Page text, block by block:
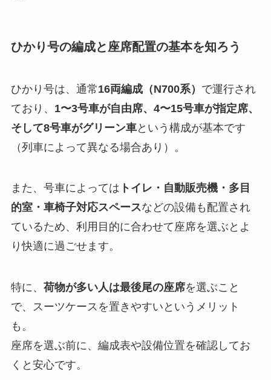
ひかり号の編成と座席配置の基本を知ろう
ひかり号は、通常16両編成（N700系） で運行され
ており、 1〜3号車が自由席、4〜15号車が指定席、
そして8号車がグリーン車という構成が基本です
（列車によって異なる場合あり）。
また、号車によっては トイレ・自動販売機・多目
的室・車椅子対応スペースなどの設備も配置され
ているため、利用目的に合わせて座席を選ぶとよ
り快適に過ごせます。
特に、 荷物が多い人は最後尾の座席を選ぶこと
で、スーツケースを置きやすいというメリット
も。
座席を選ぶ前に、編成表や設備位置を確認してお
くと安心です。